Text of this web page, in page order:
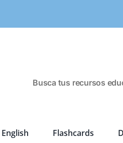
Busca tus recursos
English Flashcards